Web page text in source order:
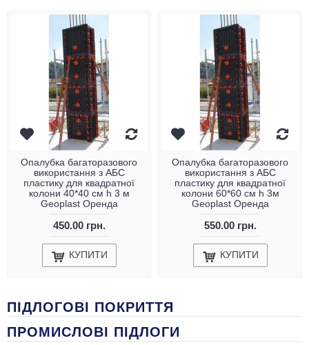
Опалубка багаторазового
використання з АБС
пластику для квадратної
колони 40*40 см h 3 м
Geoplast Оренда
450.00 грн.
КУПИТИ
Опалубка багаторазового
використання з АБС
пластику для квадратної
колони 60*60 см h 3м
Geoplast Оренда
550.00 грн.
КУПИТИ
ПIДЛОГОВI ПОКРИТТЯ
ПРОМИСЛОВІ ПІДЛОГИ